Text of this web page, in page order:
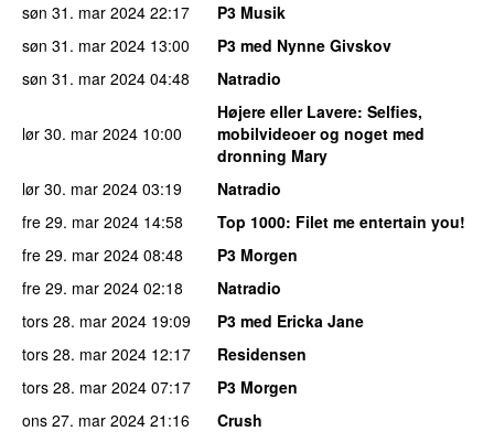
søn 31. mar 2024 22:17
P3 Musik
søn 31. mar 2024 13:00
P3 med Nynne Givskov
søn 31. mar 2024 04:48 Natradio
lør 30. mar 2024 10:00
Højere eller Lavere: Selfies,
mobilvideoer og noget med
dronning Mary
lør 30. mar 2024 03:19
Natradio
fre 29. mar 2024 14:58 Top 1000: Filet me entertain you!
fre 29. mar 2024 08:48
P3 Morgen
fre 29. mar 2024 02:18
Natradio
tors 28. mar 2024 19:09
P3 med Ericka Jane
tors 28. mar 2024 12:17
Residensen
tors 28. mar 2024 07:17
P3 Morgen
ons 27. mar 2024 21:16
Crush